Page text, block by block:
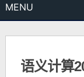
MENU
语义计算